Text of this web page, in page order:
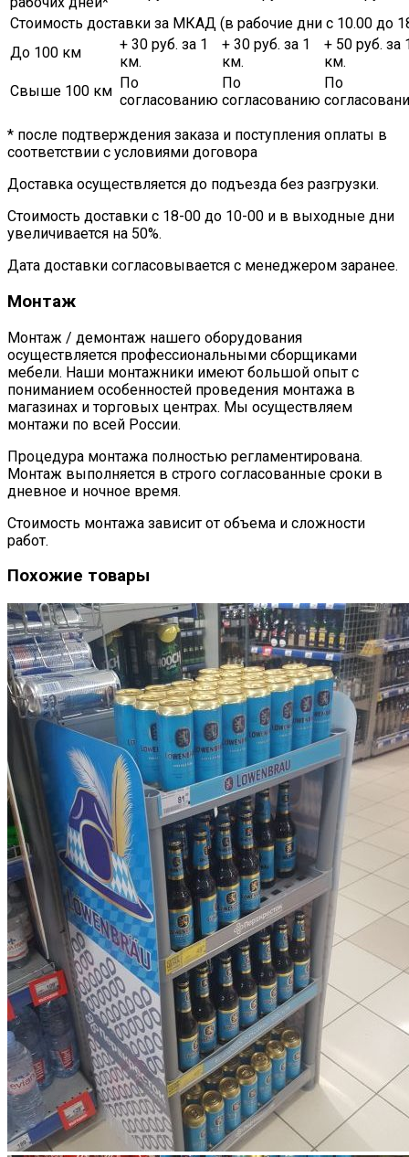
Стоимость доставки за МКАД (в рабочие дни с 10.00 до
До 100 км
+ 30 руб. за 1
км.
+ 30 руб. за 1
км.
+ 50 руб. за
км.
Свыше 100 км По
согласованию
По
согласованию
По
* после подтверждения заказа и поступления оплаты в
соответствии с условиями договора
Доставка осуществляется до подъезда без разгрузки.
Стоимость доставки с 18-00 до 10-00 и в выходные дни
увеличивается на 50%.
Дата доставки согласовывается с менеджером заранее.
Монтаж
Монтаж / демонтаж нашего оборудования
осуществляется профессиональными сборщиками
мебели. Наши монтажники имеют большой опыт с
пониманием особенностей проведения монтажа в
магазинах и торговых центрах. Мы осуществляем
монтажи по всей России.
Процедура монтажа полностью регламентирована.
Монтаж выполняется в строго согласованные сроки в
дневное и ночное время.
Стоимость монтажа зависит от объема и сложности
работ.
Похожие товары